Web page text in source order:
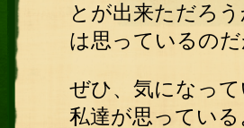
とが出来ただろ
は思っているの
ぜひ、気になっ
私達が思ってい